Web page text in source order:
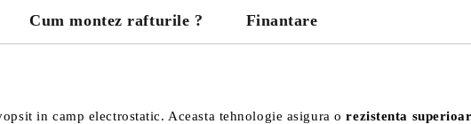
Cum montez rafturile ? Finantare
in camp electrostatic. Aceasta tehnologie asigura orezistenta